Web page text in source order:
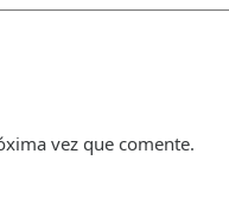
vez que comente.